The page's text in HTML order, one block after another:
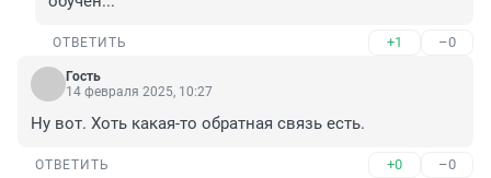
ОТВЕТИТЬ +1 –0
Гость
14 февраля 2025, 10:27
Ну вот. Хоть какая-то обратная связь есть.
ОТВЕТИТЬ +0 –0